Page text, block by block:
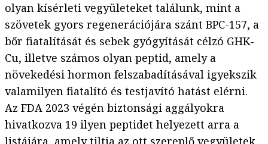
olyan kísérleti vegyületeket találunk, mint a
szövetek gyors regenerációjára szánt BPC-157, a
bőr fiatalítását és sebek gyógyítását célzó GHK-
Cu, illetve számos olyan peptid, amely a
növekedési hormon felszabadításával igyekszik
valamilyen fiatalító és testjavító hatást elérni.
Az FDA 2023 végén biztonsági aggályokra
hivatkozva 19 ilyen peptidet helyezett arra a
listájára, amely tiltja az ott szereplő vegyületek